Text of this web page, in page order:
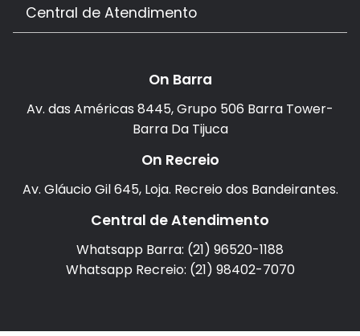
Central de Atendimento
On Barra
Av. das Américas 8445, Grupo 506 Barra Tower-
Barra Da Tijuca
On Recreio
Av. Gláucio Gil 645, Loja. Recreio dos Bandeirantes.
Central de Atendimento
Whatsapp Barra: (21) 96520-1188
Whatsapp Recreio: (21) 98402-7070